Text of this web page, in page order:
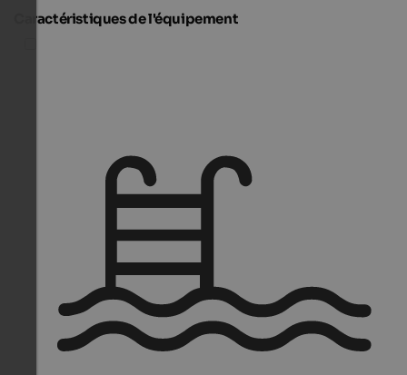
Caractéristiques de l'équipement